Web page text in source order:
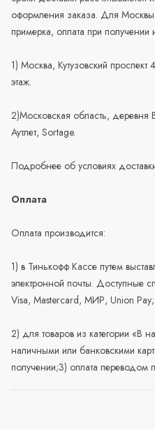
оформления заказа. Для
примерка, оплата при
1) Москва, Кутузовский
этаж.
2)Московская область, деревня
Аутлет, Sortage.
Подробнее об условиях
Оплата
Оплата производится:
1) в Тинькофф Кассе путем
электронной почты. Доступные
Visa, Mastercard, МИР, Union
2) для товаров из категории «В
наличными или банковскими
получении;3) оплата переводом